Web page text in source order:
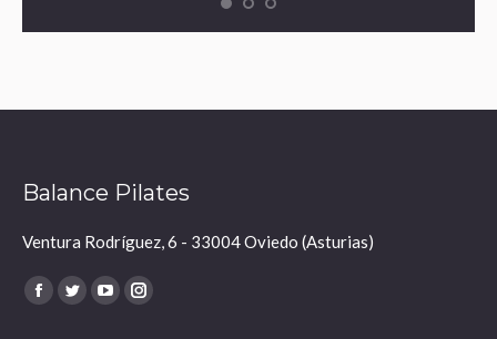
Balance Pilates
Ventura Rodríguez, 6 - 33004 Oviedo (Asturias)
Encuéntranos en:
Facebook
TwitterYouTubeInstagram